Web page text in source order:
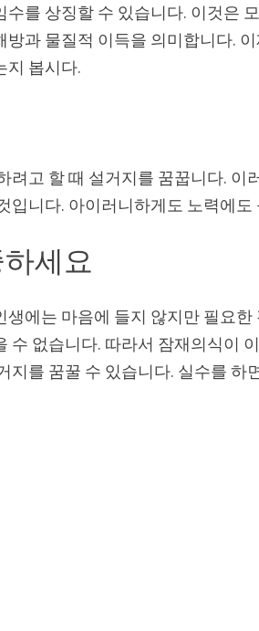
수를 상징할 수 있습니다. 이것은
방과 물질적 이득을 의미합니다.
지 봅시다.
려고 할 때 설거지를 꿈꿉니다. 이
입니다. 아이러니하게도 노력에
세요
생에는 마음에 들지 않지만 필요
수 없습니다. 따라서 잠재의식이
지를 꿈꿀 수 있습니다. 실수를 하